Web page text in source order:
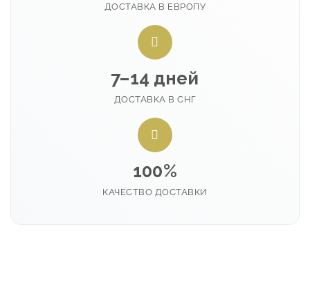
ДОСТАВКА В ЕВРОПУ
7–14 дней
ДОСТАВКА В СНГ
100%
КАЧЕСТВО ДОСТАВКИ